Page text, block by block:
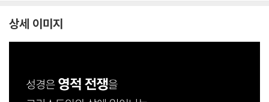
상세 이미지